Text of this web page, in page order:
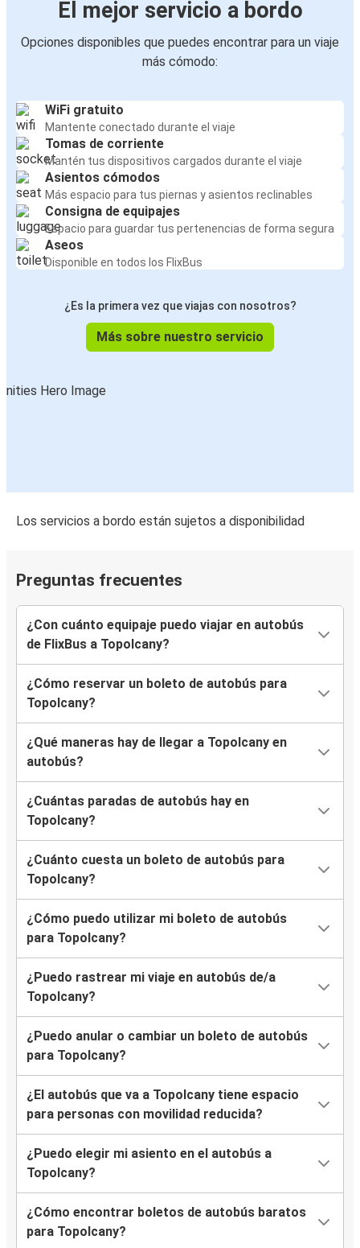
El mejor servicio a bordo
Opciones disponibles que puedes encontrar para un viaje
más cómodo:
WiFi gratuito
Mantente conectado durante el viaje
Tomas de corriente
Mantén tus dispositivos cargados durante el viaje
Asientos cómodos
Más espacio para tus piernas y asientos reclinables
Consigna de equipajes
Espacio para guardar tus pertenencias de forma segura
Aseos
Disponible en todos los FlixBus
¿Es la primera vez que viajas con nosotros?
Más sobre nuestro servicio
Los servicios a bordo están sujetos a disponibilidad
Preguntas frecuentes
¿Con cuánto equipaje puedo viajar en autobús
de FlixBus a Topolcany?
¿Cómo reservar un boleto de autobús para
Topolcany?
¿Qué maneras hay de llegar a Topolcany en
autobús?
¿Cuántas paradas de autobús hay en
Topolcany?
¿Cuánto cuesta un boleto de autobús para
Topolcany?
¿Cómo puedo utilizar mi boleto de autobús
para Topolcany?
¿Puedo rastrear mi viaje en autobús de/a
Topolcany?
¿Puedo anular o cambiar un boleto de autobús
para Topolcany?
¿El autobús que va a Topolcany tiene espacio
para personas con movilidad reducida?
¿Puedo elegir mi asiento en el autobús a
Topolcany?
¿Cómo encontrar boletos de autobús baratos
para Topolcany?